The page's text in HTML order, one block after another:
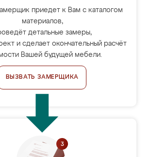
приедет к Вам с каталогом
материалов,
детальные замеры,
и сделает окончательный расчёт
Вашей будущей мебели.
ВЫЗВАТЬ ЗАМЕРЩИКА